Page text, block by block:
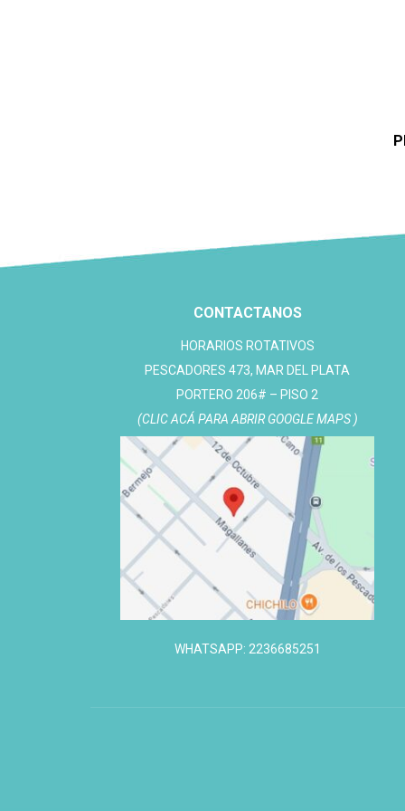
CONTACTANOS
HORARIOS ROTATIVOS
PESCADORES 473, MAR DEL PLATA
PORTERO 206# – PISO 2
(CLIC ACÁ PARA ABRIR GOOGLE MAPS )
WHATSAPP: 2236685251